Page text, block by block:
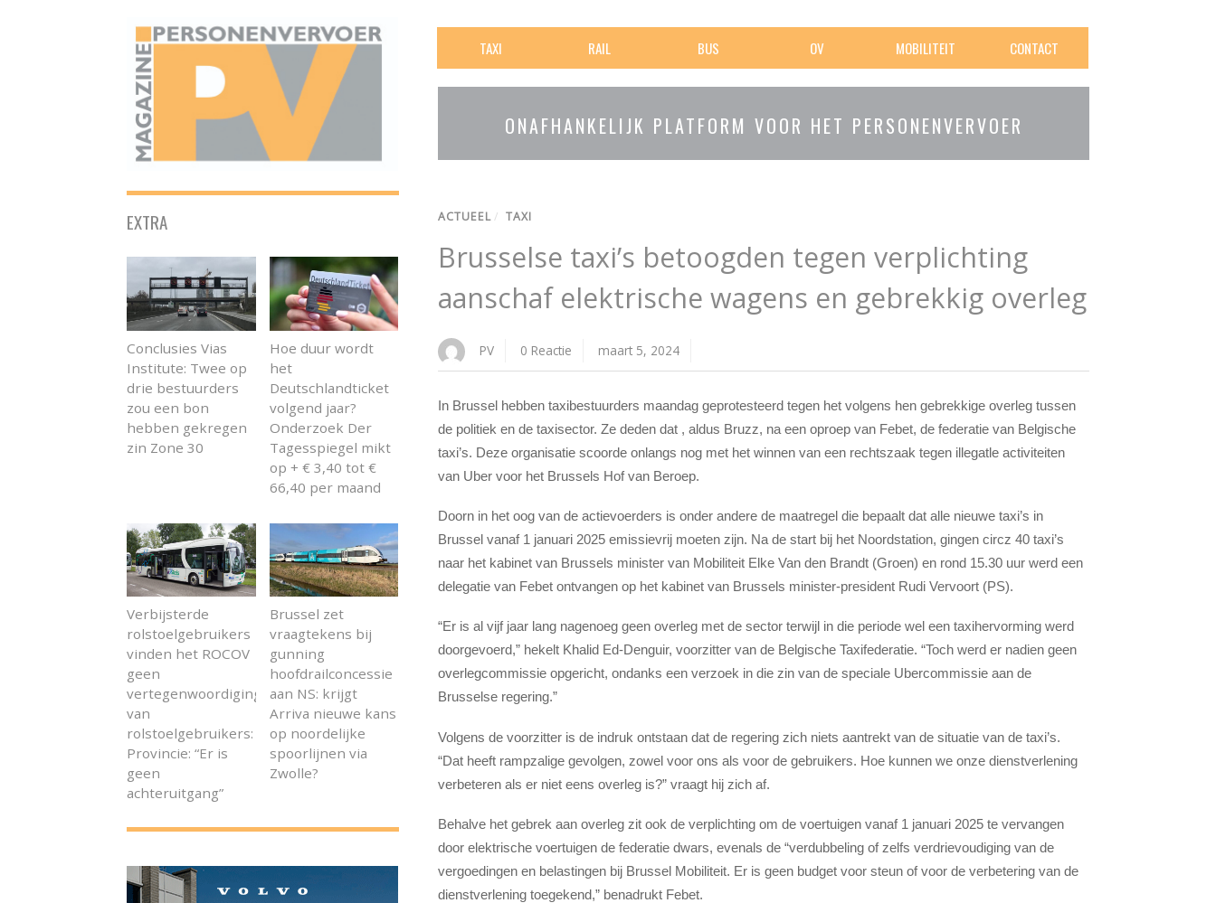
TAXI RAIL BUS OV MOBILITEIT CONTACT
ONAFHANKELIJK PLATFORM VOOR HET PERSONENVERVOER
ACTUEEL/ TAXI
Brusselse taxi’s betoogden tegen verplichting
aanschaf elektrische wagens en gebrekkig overleg
PV 0 Reactie maart 5, 2024
In Brussel hebben taxibestuurders maandag geprotesteerd tegen het volgens hen gebrekkige overleg tussen
de politiek en de taxisector. Ze deden dat , aldus Bruzz, na een oproep van Febet, de federatie van Belgische
taxi’s. Deze organisatie scoorde onlangs nog met het winnen van een rechtszaak tegen illegatle activiteiten
van Uber voor het Brussels Hof van Beroep.
Doorn in het oog van de actievoerders is onder andere de maatregel die bepaalt dat alle nieuwe taxi’s in
Brussel vanaf 1 januari 2025 emissievrij moeten zijn. Na de start bij het Noordstation, gingen circz 40 taxi’s
naar het kabinet van Brussels minister van Mobiliteit Elke Van den Brandt (Groen) en rond 15.30 uur werd een
delegatie van Febet ontvangen op het kabinet van Brussels minister-president Rudi Vervoort (PS).
“Er is al vijf jaar lang nagenoeg geen overleg met de sector terwijl in die periode wel een taxihervorming werd
doorgevoerd,” hekelt Khalid Ed-Denguir, voorzitter van de Belgische Taxifederatie. “Toch werd er nadien geen
overlegcommissie opgericht, ondanks een verzoek in die zin van de speciale Ubercommissie aan de
Brusselse regering.”
Volgens de voorzitter is de indruk ontstaan dat de regering zich niets aantrekt van de situatie van de taxi’s.
“Dat heeft rampzalige gevolgen, zowel voor ons als voor de gebruikers. Hoe kunnen we onze dienstverlening
verbeteren als er niet eens overleg is?” vraagt hij zich af.
Behalve het gebrek aan overleg zit ook de verplichting om de voertuigen vanaf 1 januari 2025 te vervangen
door elektrische voertuigen de federatie dwars, evenals de “verdubbeling of zelfs verdrievoudiging van de
vergoedingen en belastingen bij Brussel Mobiliteit. Er is geen budget voor steun of voor de verbetering van de
dienstverlening toegekend,” benadrukt Febet.
EXTRA
Conclusies Vias
Institute: Twee op
drie bestuurders
zou een bon
hebben gekregen
zin Zone 30
Hoe duur wordt
het
Deutschlandticket
volgend jaar?
Onderzoek Der
Tagesspiegel mikt
op + € 3,40 tot €
66,40 per maand
Verbijsterde
rolstoelgebruikers
vinden het ROCOV
geen
vertegenwoordiging
van
rolstoelgebruikers:
Provincie: “Er is
geen
achteruitgang”
Brussel zet
vraagtekens bij
gunning
hoofdrailconcessie
aan NS: krijgt
Arriva nieuwe kans
op noordelijke
spoorlijnen via
Zwolle?